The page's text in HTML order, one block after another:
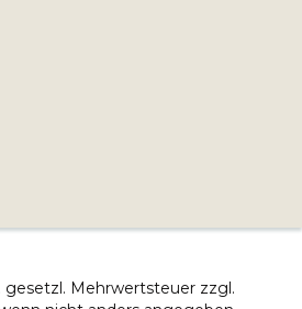
gesetzl. Mehrwertsteuer zzgl.